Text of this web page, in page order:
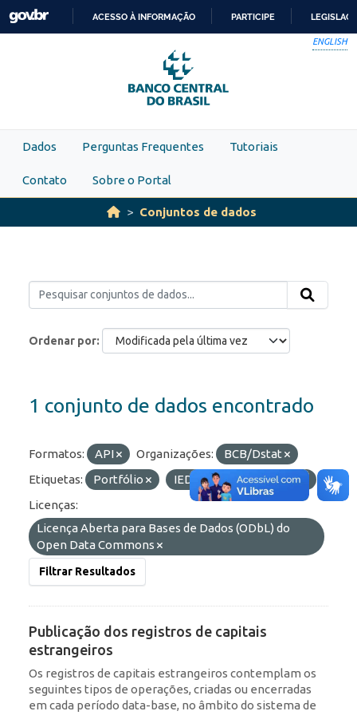
Skip to main content
PARA
O
CONTEÚDO
ACESSO À INFORMAÇÃO PARTICIPE
ENGLISH
Dados Perguntas Frequentes Tutoriais
Contato Sobre o Portal
Conjuntos de dados
Ordenar por
1 conjunto de dados encontrado
Formatos: API Organizações:
BCB/Dstat
Etiquetas:
Portfólio IED RDE
ROF
Licenças:
Licença Aberta para Bases de Dados (ODbL) do
Open Data Commons
Filtrar Resultados
Publicação dos registros de capitais
estrangeiros
Os registros de capitais estrangeiros contemplam os
seguintes tipos de operações, criadas ou encerradas
em cada período data-base, no âmbito do sistema de